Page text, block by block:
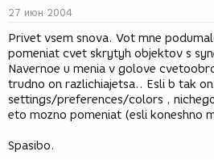
м
д
н
и
я
27 июн 2004
Privet vsem snova. Vot mne
pomeniat cvet skrytyh objektov s
Navernoe u menia v golove
trudno on razlichiajetsa.. Esli b tak
settings/preferences/colors ,
eto mozno pomeniat (esli koneshno
Spasibo.